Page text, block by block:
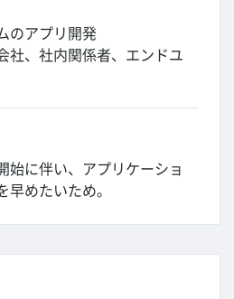
のアプリ開発
社、社内関係者、エンドユ
始に伴い、アプリケーショ
早めたいため。